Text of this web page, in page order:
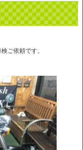
ご依頼です。